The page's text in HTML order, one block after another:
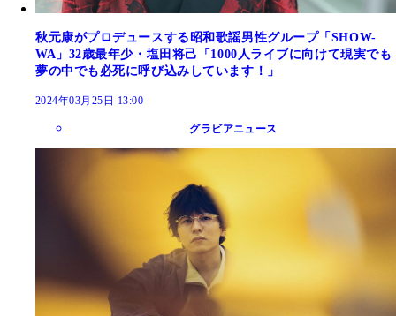
秋元康がプロデュースする昭和歌謡男性グループ「SHOW-
WA」32歳最年少・塩田将己「1000人ライブに向けて現実でも
夢の中でも必死に呼び込みしています！」
2024年03月25日 13:00
グラビアニュース